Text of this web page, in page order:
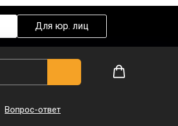
Для юр. лиц
Вопрос-ответ